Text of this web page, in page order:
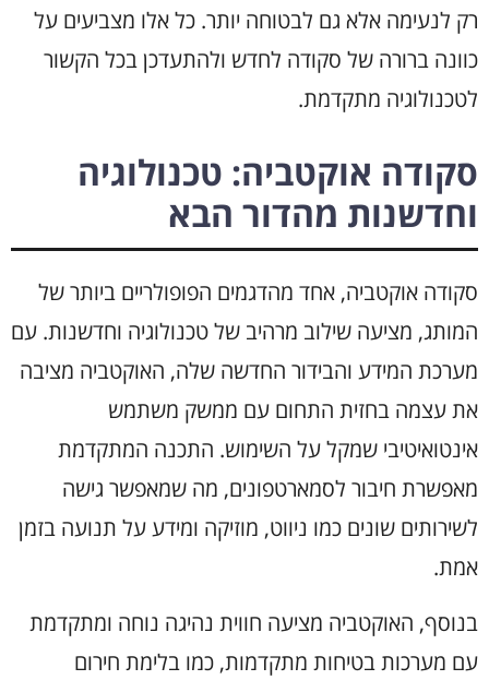
רק לנעימה אלא גם לבטוחה יותר. כל אלו מצביעים על
כוונה ברורה של סקודה לחדש ולהתעדכן בכל הקשור
לטכנולוגיה מתקדמת.
סקודה אוקטביה: טכנולוגיה
וחדשנות מהדור הבא
סקודה אוקטביה, אחד מהדגמים הפופולריים ביותר של
המותג, מציעה שילוב מרהיב של טכנולוגיה וחדשנות. עם
מערכת המידע והבידור החדשה שלה, האוקטביה מציבה
את עצמה בחזית התחום עם ממשק משתמש
אינטואיטיבי שמקל על השימוש. התכנה המתקדמת
מאפשרת חיבור לסמארטפונים, מה שמאפשר גישה
לשירותים שונים כמו ניווט, מוזיקה ומידע על תנועה בזמן
אמת.
בנוסף, האוקטביה מציעה חווית נהיגה נוחה ומתקדמת
עם מערכות בטיחות מתקדמות, כמו בלימת חירום